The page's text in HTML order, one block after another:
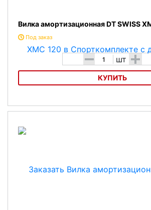
Вилка амортизационная DT SWISS
Под заказ
- шт +
КУПИТЬ
Вилка амортизационная DT SWISS XMC 120